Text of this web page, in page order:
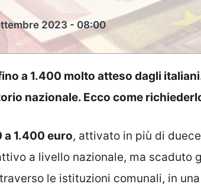
2023 - 08:00
a 1.400 molto atteso dagli
nazionale. Ecco come
a 1.400 euro, attivato in più di
a livello nazionale, ma scaduto
le istituzioni comunali, in